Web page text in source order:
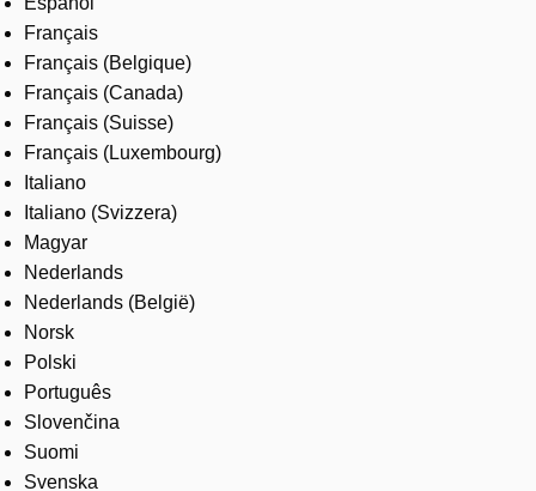
Français
Français (Belgique)
Français (Canada)
Français (Suisse)
Français (Luxembourg)
Italiano
Italiano (Svizzera)
Magyar
Nederlands
Nederlands (België)
Norsk
Polski
Português
Slovenčina
Suomi
Svenska